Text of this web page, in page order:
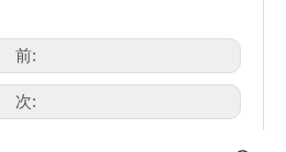
前:
次: